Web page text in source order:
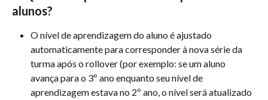
alunos?
O nível de aprendizagem do aluno é ajustado
automaticamente para corresponder à nova série da
turma após o rollover (por exemplo: se um aluno
avança para o 3º ano enquanto seu nível de
aprendizagem estava no 2º ano, o nível será atualizado